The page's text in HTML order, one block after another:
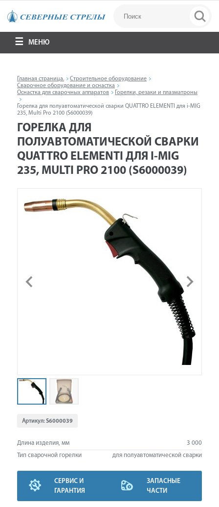
МЕНЮ
Главная страница.
Строительное оборудование
Сварочное оборудование и оснастка
Оснастка для сварочных аппаратов
Горелки, резаки и плазматроны
Горелка для полуавтоматической сварки QUATTRO ELEMENTI для i-MIG
235, Multi Pro 2100 (S6000039)
ГОРЕЛКА ДЛЯ
ПОЛУАВТОМАТИЧЕСКОЙ СВАРКИ
QUATTRO ELEMENTI ДЛЯ I-MIG
235, MULTI PRO 2100 (S6000039)
Артикул:S6000039
Длина изделия, мм
3 000
Тип сварочной горелки
для полуавтоматической сварки
СЕРВИС И
ГАРАНТИЯ
ЗАПАСНЫЕ
ЧАСТИ